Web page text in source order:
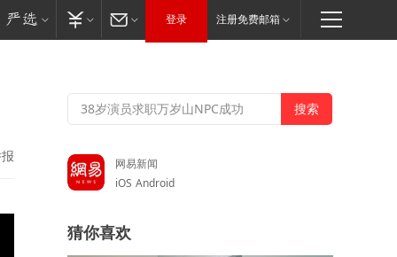
登录 注册免费邮箱
网易新闻
iOS Android
猜你喜欢